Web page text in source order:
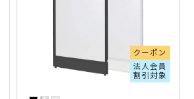
クーポン
法人会員
割引対象